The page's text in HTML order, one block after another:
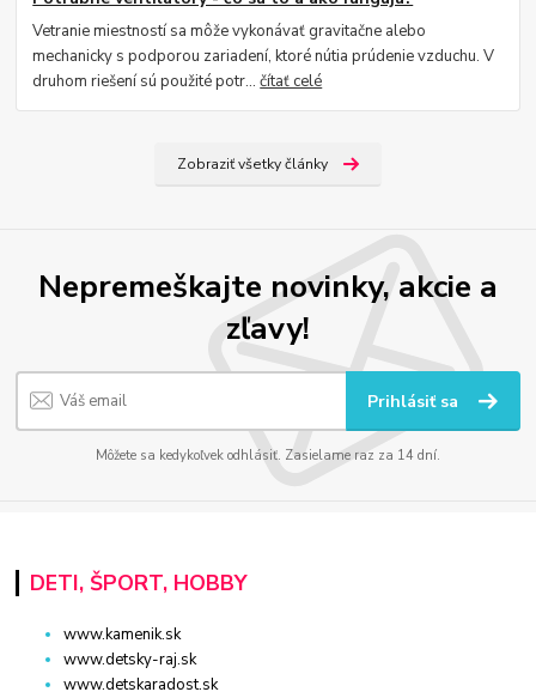
Vetranie miestností sa môže vykonávať gravitačne alebo
mechanicky s podporou zariadení, ktoré nútia prúdenie vzduchu. V
druhom riešení sú použité potr...čítať celé
Zobraziť všetky články
Nepremeškajte novinky, akcie a
zľavy!
Prihlásiť sa
Môžete sa kedykoľvek odhlásiť. Zasielame raz za 14 dní.
DETI, ŠPORT, HOBBY
www.kamenik.sk
www.detsky-raj.sk
www.detskaradost.sk